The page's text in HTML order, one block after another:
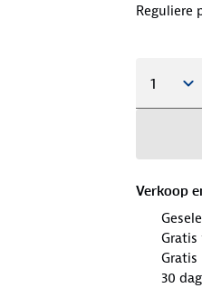
Reguliere
Verkoop
Gratis
Gratis
30